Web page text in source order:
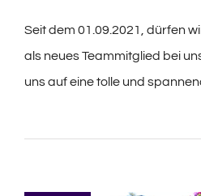
Seit dem 01.09.2021, dürfen
als neues Teammitglied bei
uns auf eine tolle und